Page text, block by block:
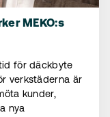
MEKO:s
för däckbyte
verkstäderna är
kunder,
nya